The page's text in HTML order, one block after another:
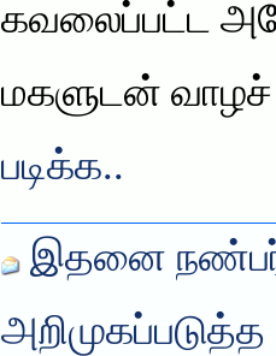
கவலைப்பட்ட
மகளுடன்
படிக்க..
இதனை
அறிமுகப்படுத்த